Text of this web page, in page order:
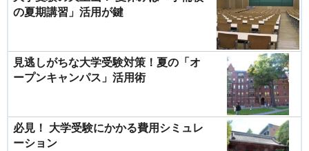
の夏期講習」活用が鍵
見逃しがちな大学受験対策！夏の「オ
ープンキャンパス」活用術
必見！ 大学受験にかかる費用シミュレ
ーション